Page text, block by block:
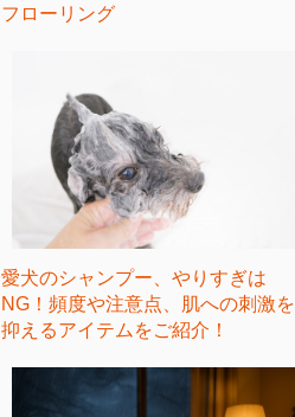
フローリング
愛犬のシャンプー、やりすぎは
NG！頻度や注意点、肌への刺激を
抑えるアイテムをご紹介！